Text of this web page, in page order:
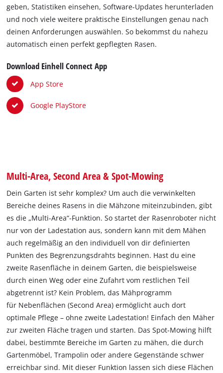
geben, Statistiken einsehen, Software-Updates herunterladen
und noch viele weitere praktische Einstellungen genau nach
deinen Anforderungen auswählen. So bekommst du nahezu
automatisch einen perfekt gepflegten Rasen.
Download Einhell Connect App
App Store
Google PlayStore
Multi-Area, Second Area & Spot-Mowing
Dein Garten ist sehr komplex? Um auch die verwinkelten
Bereiche deines Rasens in die Mähzone miteinzubinden, gibt
es die „Multi-Area“-Funktion. So startet der Rasenroboter nicht
nur von der Ladestation aus, sondern kann mit dem Mähen
auch regelmäßig an den individuell von dir definierten
Punkten des Begrenzungsdrahts beginnen. Hast du eine
zweite Rasenfläche in deinem Garten, die beispielsweise
durch einen Weg oder eine Zufahrt vom restlichen Teil
abgetrennt ist? Kein Problem, das Mähprogramm
für Nebenflächen (Second Area) ermöglicht auch dort
optimale Pflege – ohne zweite Ladestation! Einfach den Mäher
zur zweiten Fläche tragen und starten. Das Spot-Mowing hilft
dabei, bestimmte Bereiche im Garten zu mähen, die durch
Gartenmöbel, Trampolin oder andere Gegenstände schwer
erreichbar sind. Mit dieser Funktion lassen sich diese Flächen